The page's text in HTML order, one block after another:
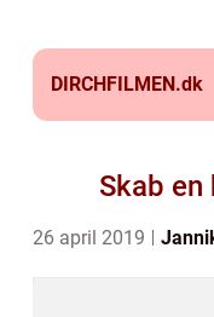
DIRCHFILMEN.dk
Skab
26 april 2019